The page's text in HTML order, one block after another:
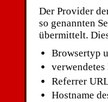
Der Provider
so genannten
übermittelt.
Browsertyp
Referrer
Hostname